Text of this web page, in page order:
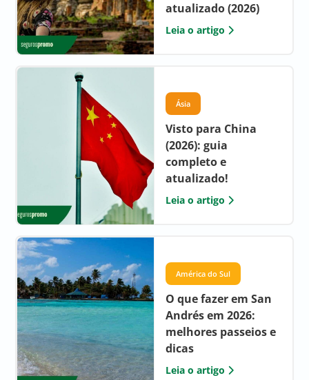
atualizado (2026)
Leia o artigo
Ásia
Visto para China
(2026): guia
completo e
atualizado!
Leia o artigo
América do Sul
O que fazer em San
Andrés em 2026:
melhores passeios e
dicas
Leia o artigo